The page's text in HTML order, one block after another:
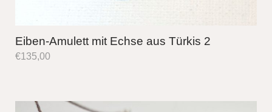
Eiben-Amulett mit Echse aus Türkis 2
€135,00